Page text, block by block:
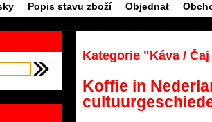
Popis stavu zboží Objednat
Kategorie "Káva /
Koffie in